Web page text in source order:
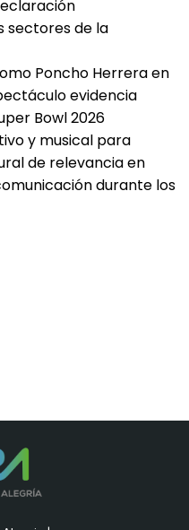
sectores de la
Poncho Herrera en
evidencia
Bowl 2026
y musical para
de relevancia en
durante los